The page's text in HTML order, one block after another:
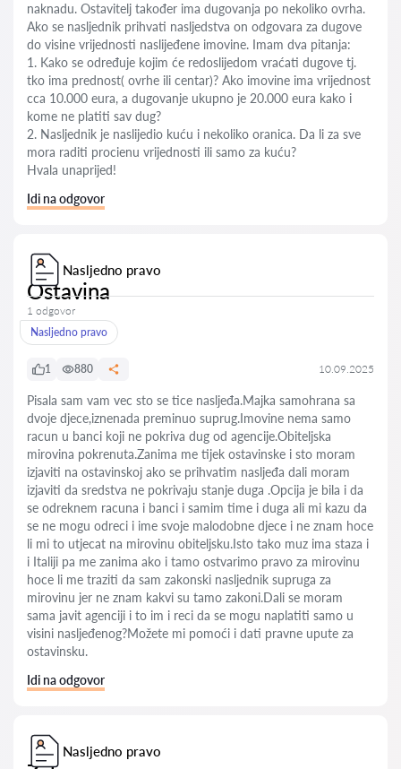
naknadu. Ostavitelj također ima dugovanja po nekoliko ovrha.
Ako se nasljednik prihvati nasljedstva on odgovara za dugove
do visine vrijednosti naslijeđene imovine. Imam dva pitanja:
1. Kako se određuje kojim će redoslijedom vraćati dugove tj.
tko ima prednost( ovrhe ili centar)? Ako imovine ima vrijednost
cca 10.000 eura, a dugovanje ukupno je 20.000 eura kako i
kome ne platiti sav dug?
2. Nasljednik je naslijedio kuću i nekoliko oranica. Da li za sve
mora raditi procienu vrijednosti ili samo za kuću?
Hvala unaprijed!
Idi na odgovor
Nasljedno pravo
Ostavina
1 odgovor
Nasljedno pravo
1 880 10.09.2025
Pisala sam vam vec sto se tice nasljeđa.Majka samohrana sa
dvoje djece,iznenada preminuo suprug.Imovine nema samo
racun u banci koji ne pokriva dug od agencije.Obiteljska
mirovina pokrenuta.Zanima me tijek ostavinske i sto moram
izjaviti na ostavinskoj ako se prihvatim nasljeđa dali moram
izjaviti da sredstva ne pokrivaju stanje duga .Opcija je bila i da
se odreknem racuna i banci i samim time i duga ali mi kazu da
se ne mogu odreci i ime svoje malodobne djece i ne znam hoce
li mi to utjecat na mirovinu obiteljsku.Isto tako muz ima staza i
i Italiji pa me zanima ako i tamo ostvarimo pravo za mirovinu
hoce li me traziti da sam zakonski nasljednik supruga za
mirovinu jer ne znam kakvi su tamo zakoni.Dali se moram
sama javit agenciji i to im i reci da se mogu naplatiti samo u
visini nasljeđenog?Možete mi pomoći i dati pravne upute za
ostavinsku.
Idi na odgovor
Nasljedno pravo